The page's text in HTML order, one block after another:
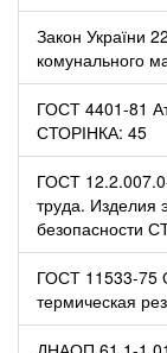
Закон України
комунального
ГОСТ 4401-81
СТОРІНКА: 45
ГОСТ
труда. Изделия
безопасности
ГОСТ 11533-75
термическая